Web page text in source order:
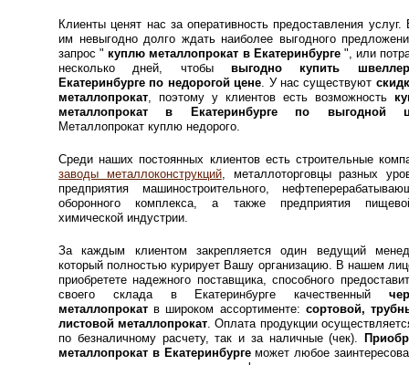
Клиенты ценят нас за оперативность предоставления услуг.
им невыгодно долго ждать наиболее выгодного
запрос "куплю металлопрокат в Екатеринбурге", или
несколько дней, чтобы выгодно купить
Екатеринбурге по недорогой цене. У нас существуют
металлопрокат, поэтому у клиентов есть возможность
металлопрокат в Екатеринбурге по выгодной
Металлопрокат куплю недорого.
Среди наших постоянных клиентов есть строительные
заводы металлоконструкций, металлоторговцы разных
предприятия машиностроительного,
оборонного комплекса, а также предприятия
химической индустрии.
За каждым клиентом закрепляется один ведущий
который полностью курирует Вашу организацию. В нашем
приобретете надежного поставщика, способного
своего склада в Екатеринбурге качественный
металлопрокат в широком ассортименте: сортовой,
листовой металлопрокат. Оплата продукции
по безналичному расчету, так и за наличные (чек).
металлопрокат в Екатеринбургеможет любое